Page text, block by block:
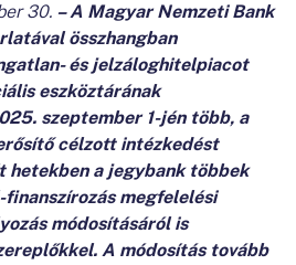
30. – A Magyar Nemzeti Bank
összhangban
és jelzáloghitelpiacot
eszköztárának
szeptember 1-jén több, a
célzott intézkedést
hetekben a jegybank többek
megfelelési
módosításáról is
A módosítás tovább